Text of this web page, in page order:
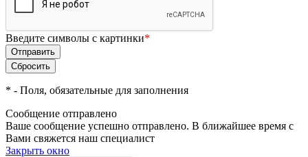
Введите символы с картинки*
* - Поля, обязательные для заполнения
Сообщение отправлено
Ваше сообщение успешно отправлено. В ближайшее время с
Вами свяжется наш специалист
Закрыть окно